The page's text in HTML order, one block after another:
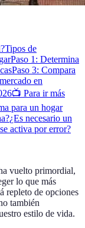
Tipos de
Paso 1: Determina
Paso 3: Compara
en
📺 Para ir más
para un hogar
¿Es necesario un
activa por error?
vuelto primordial,
lo que más
repleto de opciones
también
estilo de vida.